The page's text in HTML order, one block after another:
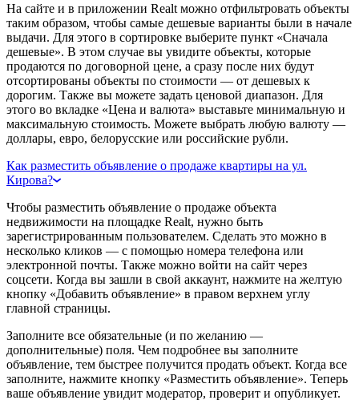
На сайте и в приложении Realt можно отфильтровать объекты
таким образом, чтобы самые дешевые варианты были в начале
выдачи. Для этого в сортировке выберите пункт «Сначала
дешевые». В этом случае вы увидите объекты, которые
продаются по договорной цене, а сразу после них будут
отсортированы объекты по стоимости — от дешевых к
дорогим. Также вы можете задать ценовой диапазон. Для
этого во вкладке «Цена и валюта» выставьте минимальную и
максимальную стоимость. Можете выбрать любую валюту —
доллары, евро, белорусские или российские рубли.
Как разместить объявление о продаже квартиры на ул.
Кирова?
Чтобы разместить объявление о продаже объекта
недвижимости на площадке Realt, нужно быть
зарегистрированным пользователем. Сделать это можно в
несколько кликов — с помощью номера телефона или
электронной почты. Также можно войти на сайт через
соцсети. Когда вы зашли в свой аккаунт, нажмите на желтую
кнопку «Добавить объявление» в правом верхнем углу
главной страницы.
Заполните все обязательные (и по желанию —
дополнительные) поля. Чем подробнее вы заполните
объявление, тем быстрее получится продать объект. Когда все
заполните, нажмите кнопку «Разместить объявление». Теперь
ваше объявление увидит модератор, проверит и опубликует.